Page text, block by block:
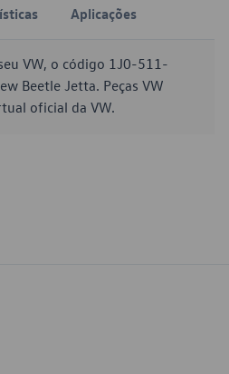
Aplicações
VW, o código 1J0-511-
Beetle Jetta. Peças VW
oficial da VW.